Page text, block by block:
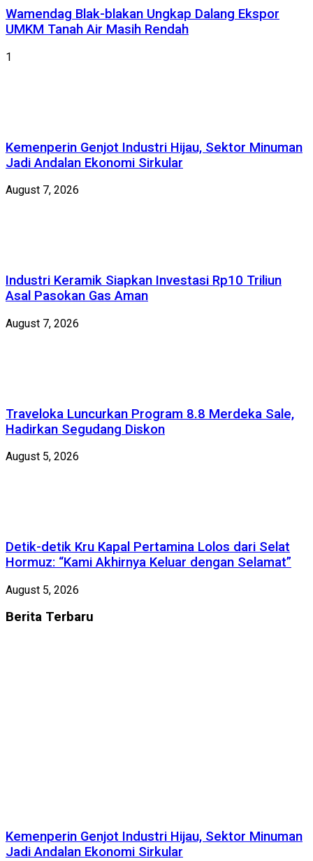
Wamendag Blak-blakan Ungkap Dalang Ekspor
UMKM Tanah Air Masih Rendah
1
Kemenperin Genjot Industri Hijau, Sektor Minuman
Jadi Andalan Ekonomi Sirkular
August 7, 2026
Industri Keramik Siapkan Investasi Rp10 Triliun
Asal Pasokan Gas Aman
August 7, 2026
Traveloka Luncurkan Program 8.8 Merdeka Sale,
Hadirkan Segudang Diskon
August 5, 2026
Detik-detik Kru Kapal Pertamina Lolos dari Selat
Hormuz: “Kami Akhirnya Keluar dengan Selamat”
August 5, 2026
Berita Terbaru
Kemenperin Genjot Industri Hijau, Sektor Minuman
Jadi Andalan Ekonomi Sirkular